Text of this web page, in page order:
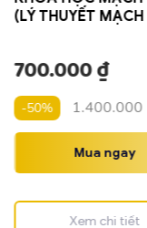
(LÝ THUYẾT MẠCH
700.000₫
-50% 1.400.000
Mua ngay
Xem chi tiết